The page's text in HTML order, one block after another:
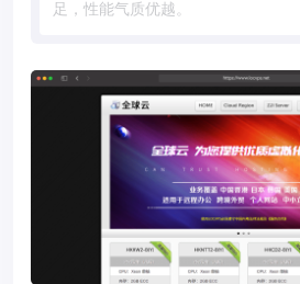
足 ， 性能气质优越